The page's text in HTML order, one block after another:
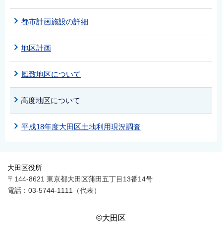
都市計画施設の詳細
地区計画
風致地区について
高度地区について
平成18年度大田区土地利用現況調査
大田区役所
〒144-8621 東京都大田区蒲田五丁目13番14号
電話：03-5744-1111（代表）
©大田区
English
简体中文
繁體中文
Filipino